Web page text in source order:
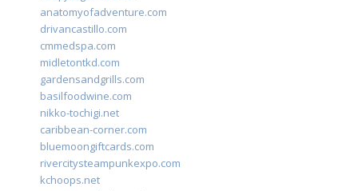
anatomyofadventure.com
drivancastillo.com
cmmedspa.com
midletontkd.com
gardensandgrills.com
basilfoodwine.com
nikko-tochigi.net
caribbean-corner.com
bluemoongiftcards.com
rivercitysteampunkexpo.com
kchoops.net